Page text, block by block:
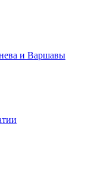
и Варшавы